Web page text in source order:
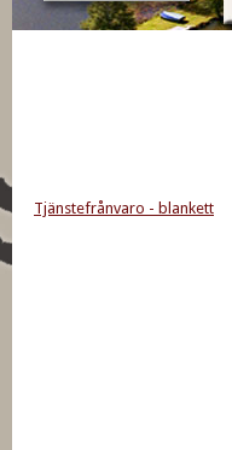
Tjänstefrånvaro - blankett